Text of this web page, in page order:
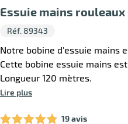
Essuie mains rouleaux
Réf. 89343
Notre bobine d'essuie mains
Cette bobine essuie mains
Longueur 120 mètres.
Lire plus
19 avis